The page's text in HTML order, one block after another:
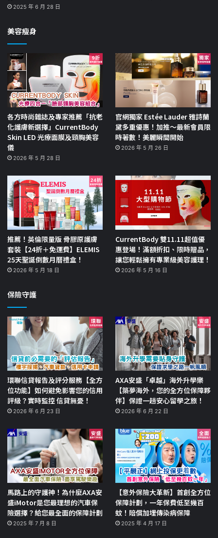
2025 年 6 月 28 日
美容瘦身
各方時尚雜誌及專家推薦「抗老
化護膚新選擇」CurrentBody
Skin LED 光療面膜及頸胸美容
儀
2026 年 5 月 28 日
官網獨家 Estée Lauder 雅詩蘭
黛多重優惠！加推～最新會員限
時著數！美麗瞬間開始
2026 年 5 月 26 日
推薦！英倫限量版 骨膠原護膚
套裝【24折＋免運費】ELEMIS
25天聖誕倒數月曆禮盒！
2026 年 5 月 18 日
CurrentBody 雙11.11超值優
惠登場！滿額折扣、限時贈品，
讓您輕鬆擁有專業級美容護理！
2026 年 5 月 16 日
保險守護
環聯信貸報告及評分服務【全方
位功能】如何避免影響您的信用
評級？實時監控 信貸無憂！
2026 年 6 月 23 日
AXA安盛「卓越」海外升學樂
【築夢海外，您的全方位保障夥
伴】保證一趟安心留學之旅！
2026 年 6 月 22 日
馬路上的守護神！為什麼AXA安
盛iMotor是您最理想的汽車保
險選擇？給您最全面的保障計劃
2025 年 7 月 8 日
【意外保險大革新】首創全方位
保障計劃，一年保費低至幾百
蚊！賠償加埋傳染病保障
2025 年 4 月 17 日